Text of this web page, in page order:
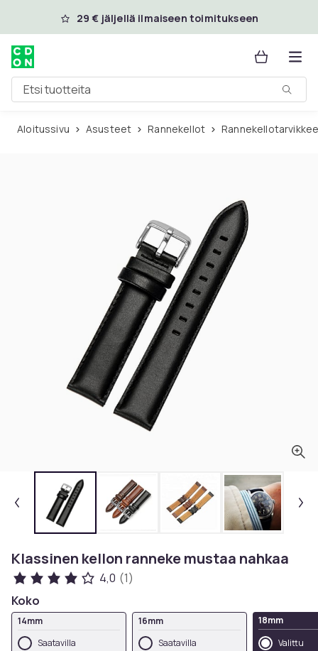
Ohita ja siirry pääsisältöön
29 € jäljellä ilmaiseen toimitukseen
Etsi tuotteita
Aloitussivu Asusteet Rannekellot
Klassinen kellon ranneke mustaa nahkaa
4,0 (1)
Koko
14mm
Saatavilla
16mm
Saatavilla
18mm
Valittu